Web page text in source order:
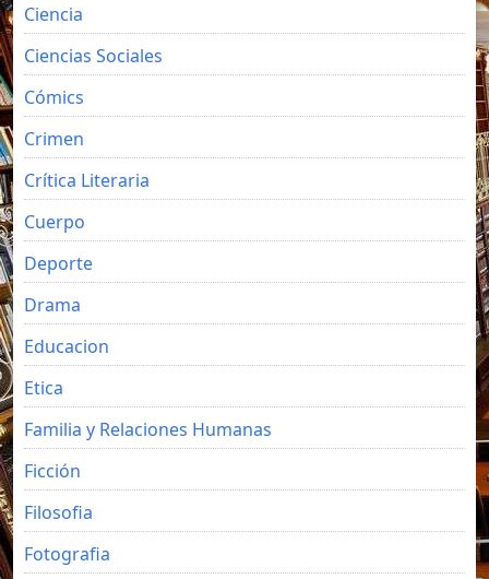
Ciencia
Ciencias Sociales
Cómics
Crimen
Crítica Literaria
Cuerpo
Deporte
Drama
Educacion
Etica
Familia y Relaciones Humanas
Ficción
Filosofia
Fotografia